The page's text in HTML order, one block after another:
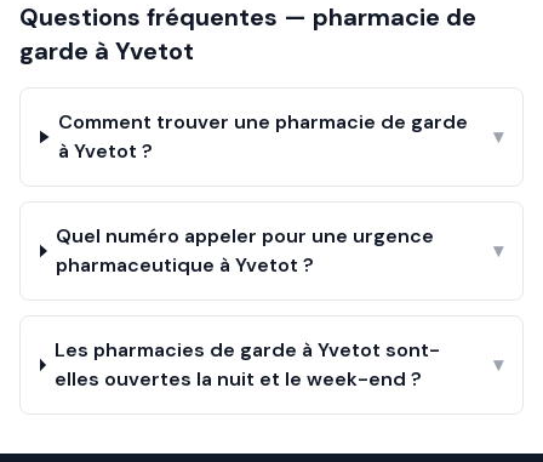
Questions fréquentes — pharmacie de
garde à Yvetot
Comment trouver une pharmacie de garde
à Yvetot ?
▾
Quel numéro appeler pour une urgence
pharmaceutique à Yvetot ?
▾
Les pharmacies de garde à Yvetot sont-
elles ouvertes la nuit et le week-end ?
▾